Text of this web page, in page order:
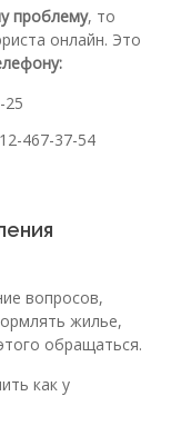
проблему, то
онлайн. Это
25
467-37-54
вопросов,
жилье,
обращаться.
как у